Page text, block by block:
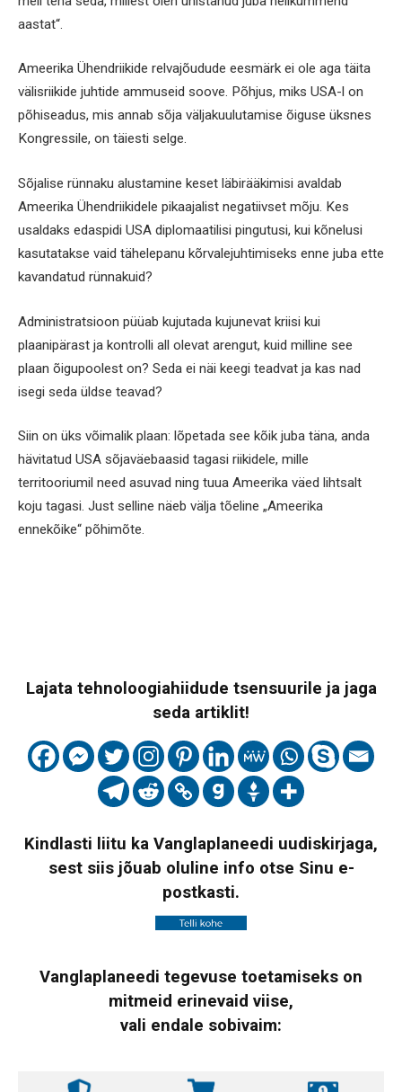
aastat“.
Ameerika Ühendriikide relvajõudude eesmärk ei ole aga täita
välisriikide juhtide ammuseid soove. Põhjus, miks USA-l on
põhiseadus, mis annab sõja väljakuulutamise õiguse üksnes
Kongressile, on täiesti selge.
Sõjalise rünnaku alustamine keset läbirääkimisi avaldab
Ameerika Ühendriikidele pikaajalist negatiivset mõju. Kes
usaldaks edaspidi USA diplomaatilisi pingutusi, kui kõnelusi
kasutatakse vaid tähelepanu kõrvalejuhtimiseks enne juba ette
kavandatud rünnakuid?
Administratsioon püüab kujutada kujunevat kriisi kui
plaanipärast ja kontrolli all olevat arengut, kuid milline see
plaan õigupoolest on? Seda ei näi keegi teadvat ja kas nad
isegi seda üldse teavad?
Siin on üks võimalik plaan: lõpetada see kõik juba täna, anda
hävitatud USA sõjaväebaasid tagasi riikidele, mille
territooriumil need asuvad ning tuua Ameerika väed lihtsalt
koju tagasi. Just selline näeb välja tõeline „Ameerika
ennekõike“ põhimõte.
Lajata tehnoloogiahiidude tsensuurile ja jaga
seda artiklit!
Kindlasti liitu ka Vanglaplaneedi uudiskirjaga,
sest siis jõuab oluline info otse Sinu e-
postkasti.
Vanglaplaneedi tegevuse toetamiseks on
mitmeid erinevaid viise,
vali endale sobivaim: